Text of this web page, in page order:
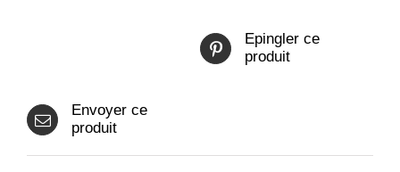
Epingler ce
produit
Envoyer ce
produit